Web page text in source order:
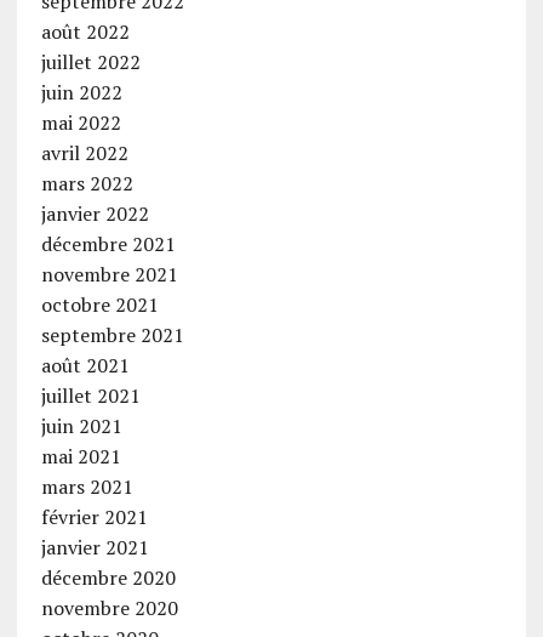
août 2022
juillet 2022
juin 2022
mai 2022
avril 2022
mars 2022
janvier 2022
décembre 2021
novembre 2021
octobre 2021
septembre 2021
août 2021
juillet 2021
juin 2021
mai 2021
mars 2021
février 2021
janvier 2021
décembre 2020
novembre 2020